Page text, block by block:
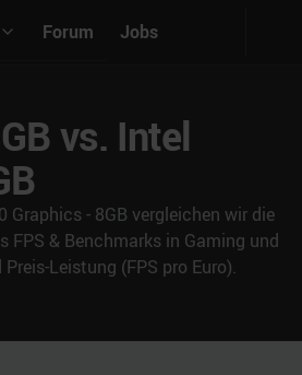
Forum Jobs
vs. Intel
Graphics - 8GB vergleichen wir die
FPS & Benchmarks in Gaming und
Leistung (FPS pro Euro).